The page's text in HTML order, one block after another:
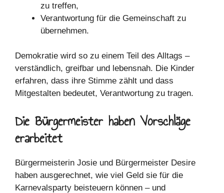
zu treffen,
Verantwortung für die Gemeinschaft zu
übernehmen.
Demokratie wird so zu einem Teil des Alltags –
verständlich, greifbar und lebensnah. Die Kinder
erfahren, dass ihre Stimme zählt und dass
Mitgestalten bedeutet, Verantwortung zu tragen.
Die Bürgermeister haben Vorschläge
erarbeitet
Bürgermeisterin Josie und Bürgermeister Desire
haben ausgerechnet, wie viel Geld sie für die
Karnevalsparty beisteuern können – und